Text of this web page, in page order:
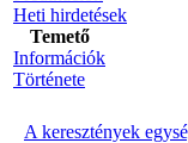
Heti hirdetések
Temető
Információk
Története
A keresztények